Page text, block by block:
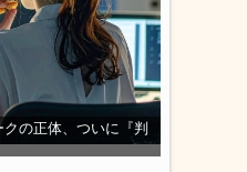
の正体、ついに『判